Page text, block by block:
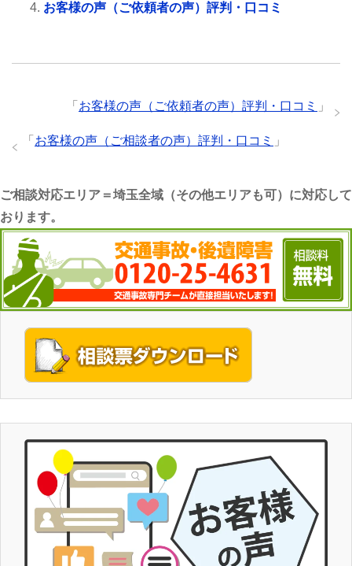
お客様の声（ご依頼者の声）評判・口コミ
「 お客様の声（ご依頼者の声）評判・口コミ 」
「 お客様の声（ご相談者の声）評判・口コミ 」
ご相談対応エリア＝埼玉全域（その他エリアも可）に対応して
おります。